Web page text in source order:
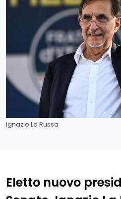
Ignazio La Russa
Eletto nuovo